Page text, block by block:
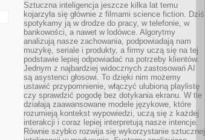
Sztuczna inteligencja jeszcze kilka lat temu
kojarzyła się głównie z filmami science fiction. Dziś
spotykamy ją w drodze do pracy, w telefonie, w
bankowości, a nawet w lodówce. Algorytmy
analizują nasze zachowania, podpowiadają nam
muzykę, seriale i produkty, a firmy uczą się na tej
podstawie lepiej odpowiadać na potrzeby klientów.
Jednym z najbardziej widocznych zastosowań AI
są asystenci głosowi. To dzięki nim możemy
ustawić przypomnienie, włączyć ulubioną playlistę
czy sprawdzić pogodę bez dotykania ekranu. W tle
działają zaawansowane modele językowe, które
rozumieją kontekst wypowiedzi, uczą się z każdej
interakcji i coraz lepiej interpretują nasze intencje.
Równie szybko rozwija się wykorzystanie sztucznej